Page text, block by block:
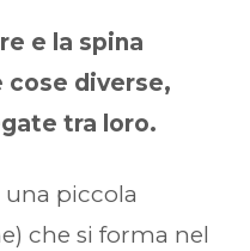
e la spina
cose diverse,
tra loro.
una piccola
che si forma nel